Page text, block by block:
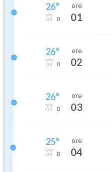
26°
0
ore
01
26°
0
ore
02
26°
0
ore
03
25°
0
ore
04